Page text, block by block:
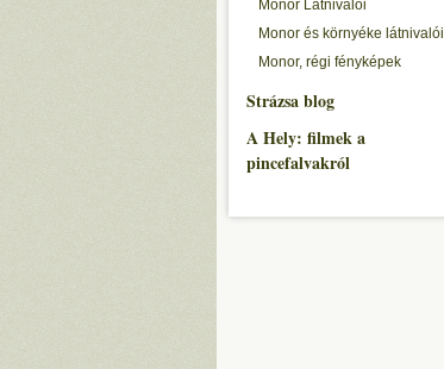
Monor Látnivalói
Monor és környéke látnivalói
Monor, régi fényképek
Strázsa blog
A Hely: filmek a
pincefalvakról